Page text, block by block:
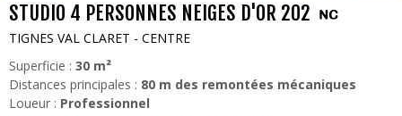
STUDIO 4 PERSONNES NEIGES D'OR 202
TIGNES VAL CLARET - CENTRE
Superficie : 30 m²
Distances principales : 80 m des remontées mécaniques
Loueur : Professionnel